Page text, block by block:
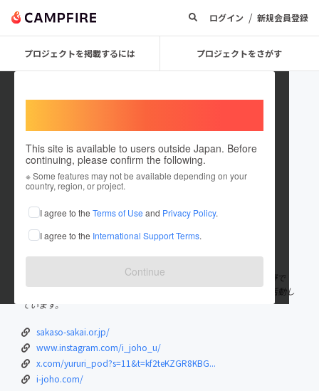
ログイン / 新規会員登録
プロジェクトを掲載するには プロジェクトをさがす
This site is available to users outside Japan. Before
continuing, please confirm the following.
※ Some features may not be available depending on your
country, region, or project.
I agree to the Terms of Use and Privacy Policy.
I agree to the International Support Terms.
Continue
ueno_sakaso
これまでに5回支援して1件のプロジェクトを投稿しています
在住国：日本 現在地：大阪府
出身国：日本 出身地：未設定
一般社団法人さかい介護連携促進協会の代表をしております、上野で
す！私たちは介護に直面する方々に有益な情報を提供するために活動し
ています。
sakaso-sakai.or.jp/
www.instagram.com/i_joho_u/
x.com/yururi_pod?s=11&t=kf2teKZGR8KBG...
i-joho.com/